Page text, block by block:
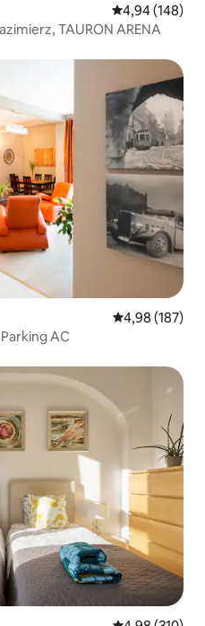
Gemiddelde
4,94 (148)
Tuinappartement dicht bij Kazimierz, TAURON ARENA
Gemiddelde
4,98 (187)
AC